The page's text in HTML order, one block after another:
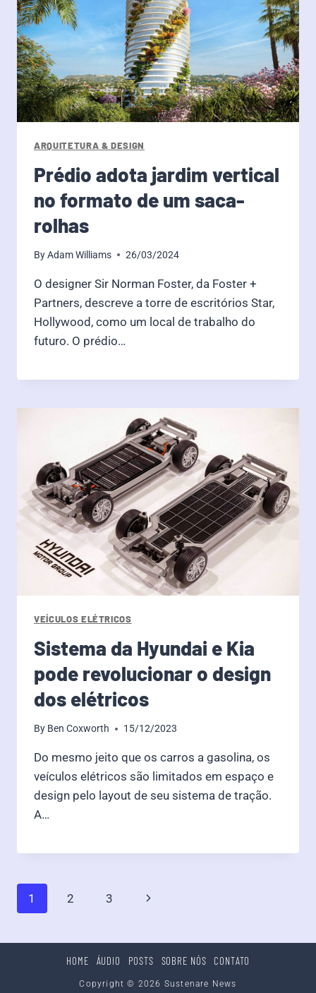
ARQUITETURA & DESIGN
Prédio adota jardim vertical
no formato de um saca-
rolhas
ByAdam Williams 26/03/2024
O designer Sir Norman Foster, da Foster +
Partners, descreve a torre de escritórios Star,
Hollywood, como um local de trabalho do
futuro. O prédio…
VEÍCULOS ELÉTRICOS
Sistema da Hyundai e Kia
pode revolucionar o design
dos elétricos
By Ben Coxworth 15/12/2023
Do mesmo jeito que os carros a gasolina, os
veículos elétricos são limitados em espaço e
design pelo layout de seu sistema de tração.
A…
Page
1 2 3
Next
HOME ÁUDIO POSTS SOBRE NÓS CONTATO
Copyright © 2026 Sustenare News